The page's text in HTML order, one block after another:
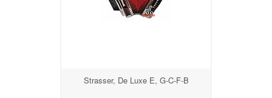
Strasser, De Luxe E, G-C-F-B